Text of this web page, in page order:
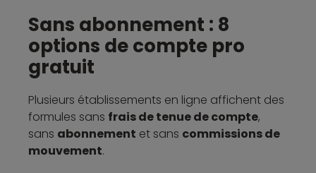
Sans abonnement : 8
options de compte pro
gratuit
Plusieurs établissements en ligne affichent des
formules sans frais de tenue de compte,
sans abonnement et sans commissions de
mouvement.